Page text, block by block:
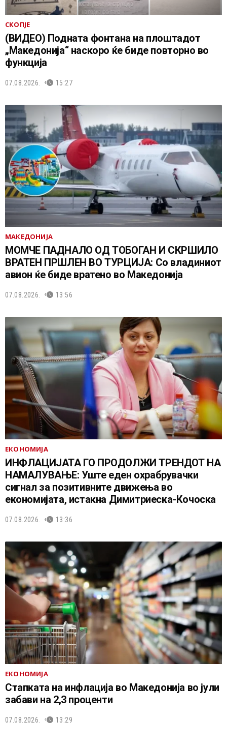
СКОПЈЕ
(ВИДЕО) Подната фонтана на плоштадот
„Македонија“ наскоро ќе биде повторно во
функција
07.08.2026. 15:27
МАКЕДОНИЈА
МОМЧЕ ПАДНАЛО ОД ТОБОГАН И СКРШИЛО
ВРАТЕН ПРШЛЕН ВО ТУРЦИЈА: Со владиниот
авион ќе биде вратено во Македонија
07.08.2026. 13:56
ЕКОНОМИЈА
ИНФЛАЦИЈАТА ГО ПРОДОЛЖИ ТРЕНДОТ НА
НАМАЛУВАЊЕ: Уште еден охрабрувачки
сигнал за позитивните движења во
економијата, истакна Димитриеска-Кочоска
07.08.2026. 13:36
ЕКОНОМИЈА
Стапката на инфлација во Македонија во јули
забави на 2,3 проценти
07.08.2026. 13:29